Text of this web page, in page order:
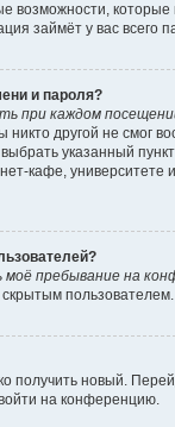
возможности,
займёт у вас
и пароля?
при каждом
другой не смог
указанный
кафе, университете
пребывание на
пользователем.
получить новый.
на конференцию.